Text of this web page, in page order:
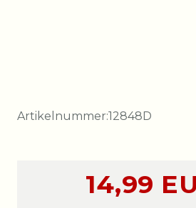
Artikelnummer:12848D
14,99